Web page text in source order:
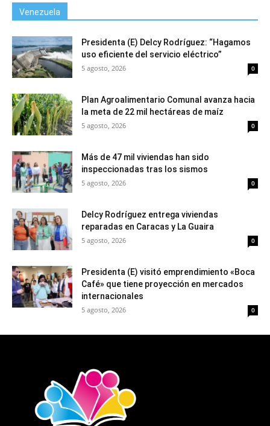
Venezuela
Presidenta (E) Delcy Rodríguez: “Hagamos
uso eficiente del servicio eléctrico”
5 agosto, 2026 0
Plan Agroalimentario Comunal avanza hacia
la meta de 22 mil hectáreas de maíz
5 agosto, 2026 0
Más de 47 mil viviendas han sido
inspeccionadas tras los sismos
5 agosto, 2026 0
Delcy Rodríguez entrega viviendas
reparadas en Caracas y La Guaira
5 agosto, 2026 0
Presidenta (E) visitó emprendimiento «Boca
Café» que tiene proyección en mercados
internacionales
5 agosto, 2026 0